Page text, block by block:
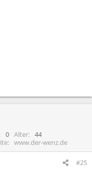
0 Alter
44
www.der-wenz.de
#25